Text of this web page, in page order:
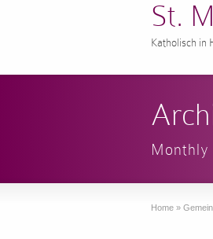
St.
Katholisch in
Monthly
Home »